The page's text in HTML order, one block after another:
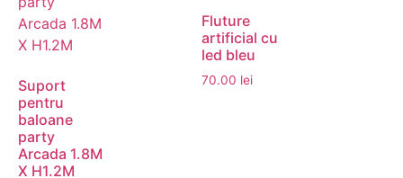
Suport
pentru
baloane
party
Arcada 1.8M
X H1.2M
Fluture
artificial cu
led bleu
70.00 lei